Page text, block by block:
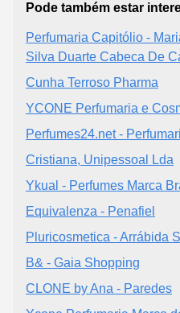
Pode também estar
Perfumaria Capitólio -
Silva Duarte Cabeca De
Cunha Terroso Pharma
YCONE Perfumaria e
Perfumes24.net -
Cristiana, Unipessoal Lda
Ykual - Perfumes Marca
Equivalenza - Penafiel
Pluricosmetica - Arrábida
B& - Gaia Shopping
CLONE by Ana - Paredes